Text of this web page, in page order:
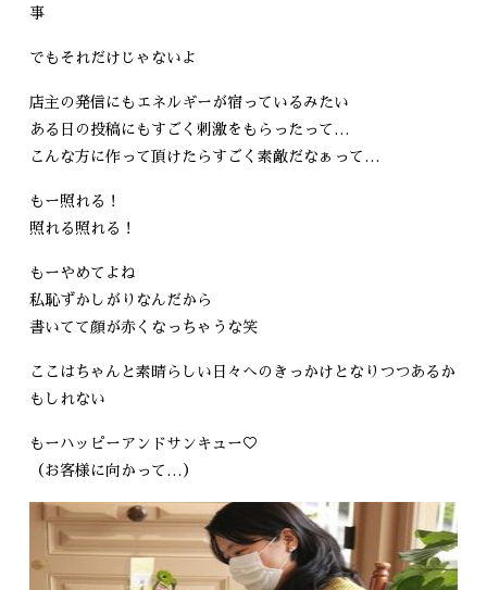
事
でもそれだけじゃないよ
店主の発信にもエネルギーが宿っているみたい
ある日の投稿にもすごく刺激をもらったって…
こんな方に作って頂けたらすごく素敵だなぁって…
もー照れる！
照れる照れる！
もーやめてよね
私恥ずかしがりなんだから
書いてて顔が赤くなっちゃうな笑
ここはちゃんと素晴らしい日々へのきっかけとなりつつあるか
もしれない
もーハッピーアンドサンキュー♡
（お客様に向かって…）